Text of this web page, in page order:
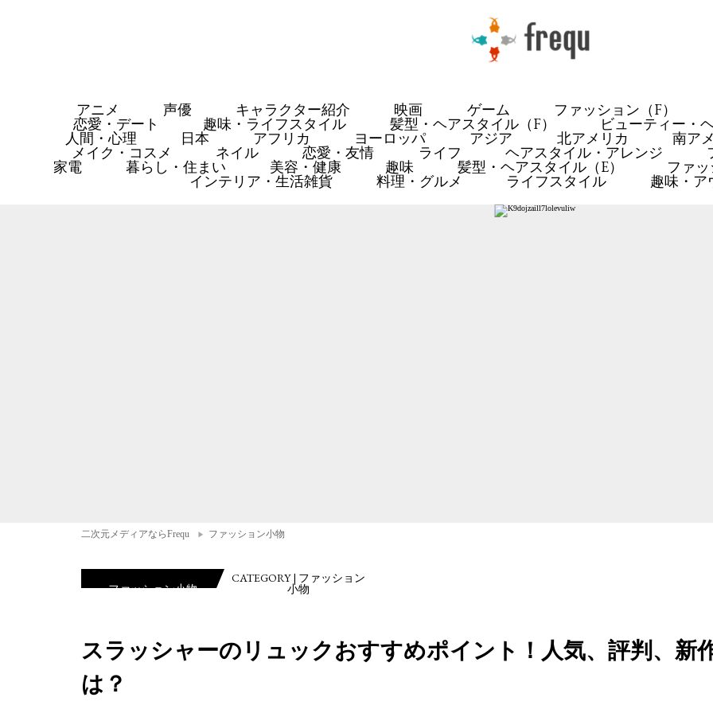
アニメ 声優 キャラクター紹介 映画 ゲーム ファッション（F）
恋愛・デート 趣味・ライフスタイル 髪型・ヘアスタイル（F） ビューティー・
人間・心理 日本 アフリカ ヨーロッパ アジア 北アメリカ 南ア
メイク・コスメ ネイル 恋愛・友情 ライフ ヘアスタイル・アレンジ
家電 暮らし・住まい 美容・健康 趣味 髪型・ヘアスタイル（E） ファ
インテリア・生活雑貨 料理・グルメ ライフスタイル 趣味・ア
二次元メディアならFrequ ファッション小物
ファッション小物
CATEGORY | ファッション
小物
スラッシャーのリュックおすすめポイント！人気、評判、新
は？